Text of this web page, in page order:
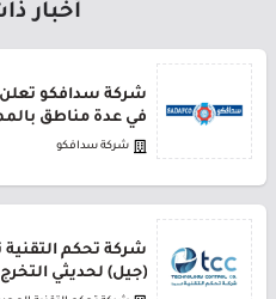
أخبار
شركة سدافكو تعلن
في عدة مناطق
شركة سدافكو
شركة تحكم التقنية
(جيل) لحديثي